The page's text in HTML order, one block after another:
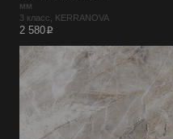
мм
3 класс, KERRANOVA
2 580p